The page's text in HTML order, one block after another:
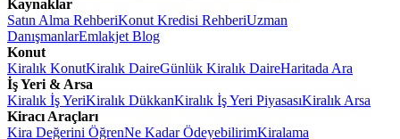
Kaynaklar
Satın Alma RehberiKonut Kredisi RehberiUzman
DanışmanlarEmlakjet Blog
Konut
Kiralık KonutKiralık DaireGünlük Kiralık DaireHaritada Ara
İş Yeri & Arsa
Kiralık İş YeriKiralık DükkanKiralık İş Yeri PiyasasıKiralık Arsa
Kiracı Araçları
Kira Değerini ÖğrenNe Kadar ÖdeyebilirimKiralama